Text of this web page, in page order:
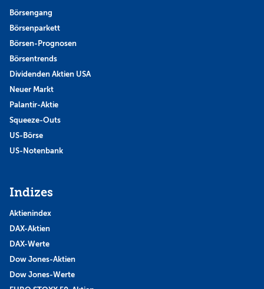
Börsengang
Börsenparkett
Börsen-Prognosen
Börsentrends
Dividenden Aktien USA
Neuer Markt
Palantir-Aktie
Squeeze-Outs
US-Börse
US-Notenbank
Indizes
Aktienindex
DAX-Aktien
DAX-Werte
Dow Jones-Aktien
Dow Jones-Werte